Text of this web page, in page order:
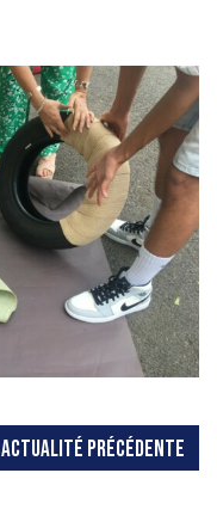
ACTUALITÉ PRÉCÉDENTE